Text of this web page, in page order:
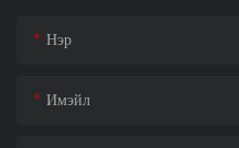
Нэр
Имэйл